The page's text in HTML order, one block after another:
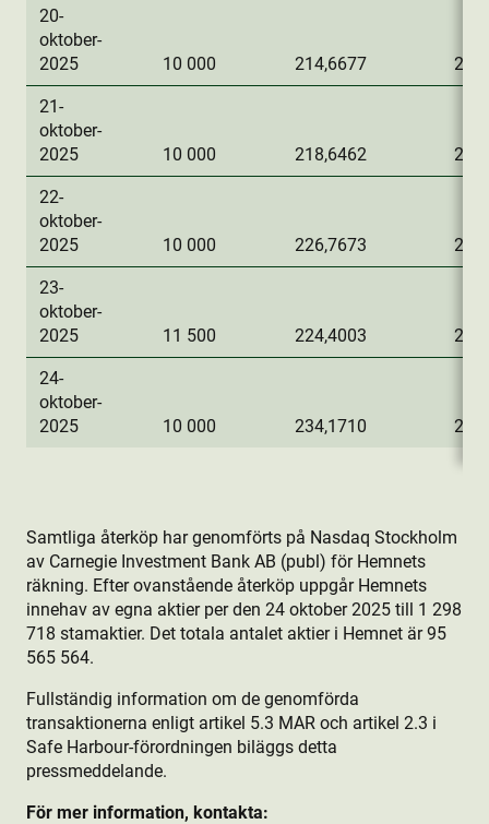
20-
oktober-
2025
10 000 214,6677 2
21-
oktober-
2025
10 000 218,6462 2
22-
oktober-
2025
10 000 226,7673 2
23-
oktober-
2025
11 500 224,4003 2
24-
oktober-
2025
10 000 234,1710 2
Samtliga återköp har genomförts på Nasdaq Stockholm
av Carnegie Investment Bank AB (publ) för Hemnets
räkning. Efter ovanstående återköp uppgår Hemnets
innehav av egna aktie­r per den 24 oktober 2025 till 1 298
718 stamaktie­r. Det totala antalet aktie­r i Hemnet är 95
565 564.
Fullständig information om de genomförda
transaktionerna enligt artikel 5.3 MAR och artikel 2.3 i
Safe Harbour-förordningen biläggs detta
pressmeddelande.
För mer information, kontakta: